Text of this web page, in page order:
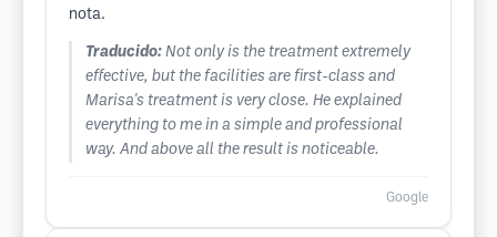
nota.
Traducido: Not only is the treatment extremely
effective, but the facilities are first-class and
Marisa's treatment is very close. He explained
everything to me in a simple and professional
way. And above all the result is noticeable.
Google